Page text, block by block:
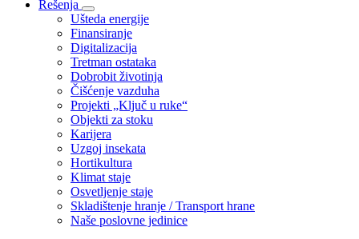
Rešenja
Ušteda energije
Finansiranje
Digitalizacija
Tretman ostataka
Dobrobit životinja
Čišćenje vazduha
Projekti „Ključ u ruke“
Objekti za stoku
Karijera
Uzgoj insekata
Hortikultura
Klimat staje
Osvetljenje staje
Skladištenje hranje / Transport hrane
Naše poslovne jedinice